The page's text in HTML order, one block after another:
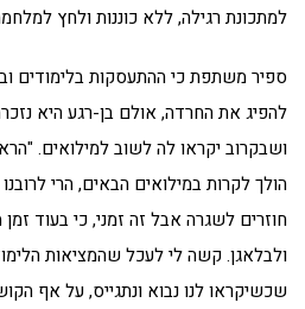
למתכונת רגילה, ללא כוננות ולחץ
ספיר משתפת כי ההתעסקות בלימודים
להפיג את החרדה, אולם בן-רגע היא
ושבקרוב יקראו לה לשוב למילואים.
הולך לקרות במילואים הבאים, הרי
חוזרים לשגרה אבל זה זמני, כי בעוד זמן
ולבלאגן. קשה לי לעכל שהמציאות
שכשיקראו לנו נבוא ונתגייס, על אף